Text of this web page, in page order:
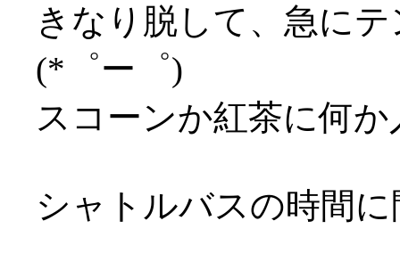
きなり脱して、急に
(*゜ー゜)
スコーンか紅茶に何
シャトルバスの時間